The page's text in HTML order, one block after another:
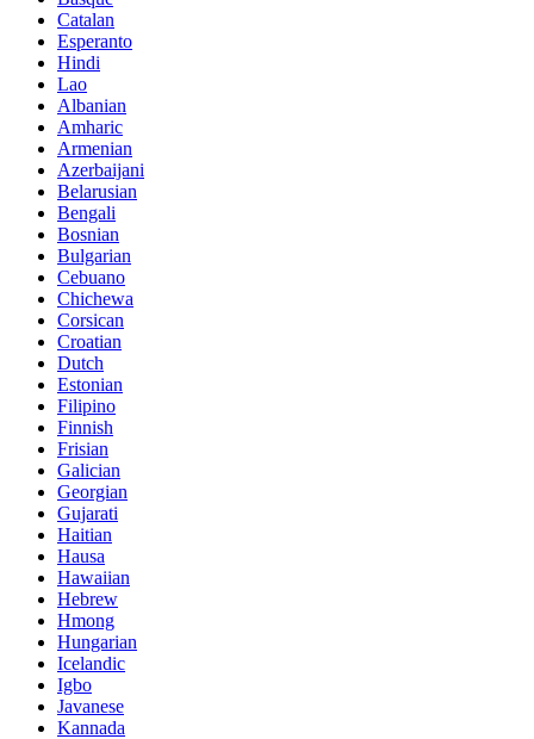
Catalan
Esperanto
Hindi
Lao
Albanian
Amharic
Armenian
Azerbaijani
Belarusian
Bengali
Bosnian
Bulgarian
Cebuano
Chichewa
Corsican
Croatian
Dutch
Estonian
Filipino
Finnish
Frisian
Galician
Georgian
Gujarati
Haitian
Hausa
Hawaiian
Hebrew
Hmong
Hungarian
Icelandic
Igbo
Javanese
Kannada